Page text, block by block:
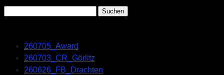
Suchen
nach:
260705_Award
260703_CR_Görlitz
260626_FB_Drachten